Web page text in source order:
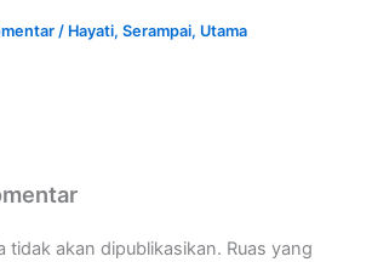
/ Hayati,Serampai, Utama
tidak akan dipublikasikan. Ruas yang